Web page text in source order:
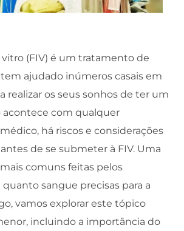
vitro (FIV) é um tratamento de
ajudado inúmeros casais em
realizar os seus sonhos de ter um
acontece com qualquer
há riscos e considerações
de se submeter à FIV. Uma
comuns feitas pelos
sangue precisas para a
vamos explorar este tópico
incluindo a importância do